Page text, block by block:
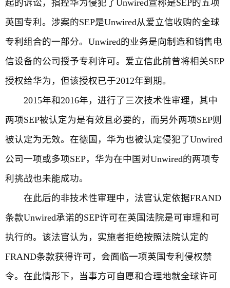
起的诉讼，指控华为侵犯了Unwired宣称是SEP的五项
英国专利。涉案的SEP是Unwired从爱立信收购的全球
专利组合的一部分。Unwired的业务是向制造和销售电
信设备的公司授予专利许可。爱立信此前曾将相关SEP
授权给华为，但该授权已于2012年到期。
2015年和2016年，进行了三次技术性审理，其中
两项SEP被认定为是有效且必要的，而另外两项SEP则
被认定为无效。在德国，华为也被认定侵犯了Unwired
公司一项或多项SEP，华为在中国对Unwired的两项专
利挑战也未能成功。
在此后的非技术性审理中，法官认定依据FRAND
条款Unwired承诺的SEP许可在英国法院是可审理和可
执行的。该法官认为，实施者拒绝按照法院认定的
FRAND条款获得许可，会面临一项英国专利侵权禁
令。在此情形下，当事方可自愿和合理地就全球许可